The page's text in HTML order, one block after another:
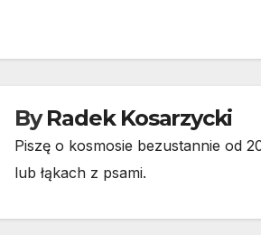
ByRadek Kosarzycki
Piszę o kosmosie bezustannie od
lub łąkach z psami.